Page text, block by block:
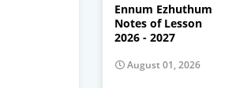
Ennum Ezhuthum
Notes of Lesson
2026 - 2027
August 01, 2026